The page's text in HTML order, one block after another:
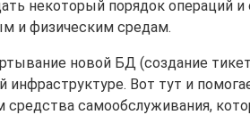
некоторый порядок операций
и физическим средам.
новой БД (создание
инфраструктуре. Вот тут и
средства самообслуживания,